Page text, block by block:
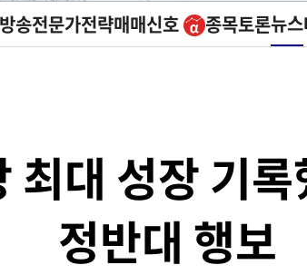
송전문가전략매매신호 종목토론뉴스
최대 성장 기
정반대 행보